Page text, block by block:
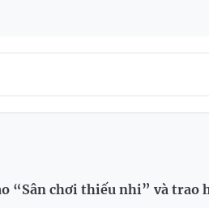
“Sân chơi thiếu nhi” và trao